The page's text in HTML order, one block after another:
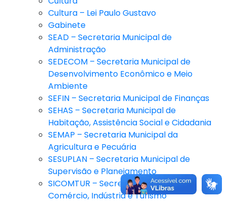
Cultura – Lei Paulo Gustavo
Gabinete
SEAD – Secretaria Municipal de
Administração
SEDECOM – Secretaria Municipal de
Desenvolvimento Econômico e Meio
Ambiente
SEFIN – Secretaria Municipal de Finanças
SEHAS – Secretaria Municipal de
Habitação, Assistência Social e Cidadania
SEMAP – Secretaria Municipal da
Agricultura e Pecuária
SESUPLAN – Secretaria Municipal de
Supervisão e Planejamento
SICOMTUR – Secretaria Municipal de
Comércio, Indústria e Turismo